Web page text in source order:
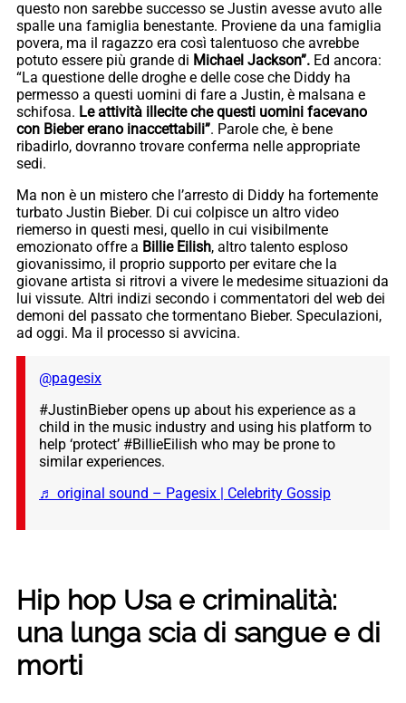
questo non sarebbe successo se Justin avesse avuto alle
spalle una famiglia benestante. Proviene da una famiglia
povera, ma il ragazzo era così talentuoso che avrebbe
potuto essere più grande di Michael Jackson”. Ed ancora:
“La questione delle droghe e delle cose che Diddy ha
permesso a questi uomini di fare a Justin, è malsana e
schifosa. Le attività illecite che questi uomini facevano
con Bieber erano inaccettabili”. Parole che, è bene
ribadirlo, dovranno trovare conferma nelle appropriate
sedi.
Ma non è un mistero che l’arresto di Diddy ha fortemente
turbato Justin Bieber. Di cui colpisce un altro video
riemerso in questi mesi, quello in cui visibilmente
emozionato offre a Billie Eilish, altro talento esploso
giovanissimo, il proprio supporto per evitare che la
giovane artista si ritrovi a vivere le medesime situazioni da
lui vissute. Altri indizi secondo i commentatori del web dei
demoni del passato che tormentano Bieber. Speculazioni,
ad oggi. Ma il processo si avvicina.
@pagesix
#JustinBieber opens up about his experience as a
child in the music industry and using his platform to
help ‘protect’ #BillieEilish who may be prone to
similar experiences.
♬ original sound – Pagesix | Celebrity Gossip
Hip hop Usa e criminalità:
una lunga scia di sangue e di
morti